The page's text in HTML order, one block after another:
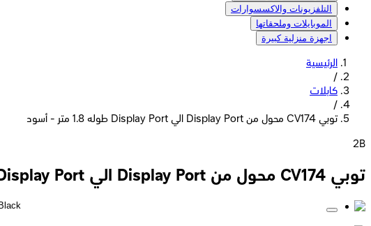
التلفزيونات والاكسسوارات
الموبايلات وملحقاتها
اجهزة منزلية كبيرة
الرئيسية
/
كابلات
/
توبي CV174 محول من Display Port الي Display Port طوله 1.8 متر - أسود
2B
توبي CV174 محول من Display Port الي Display Port طوله 1.8 متر - أسود